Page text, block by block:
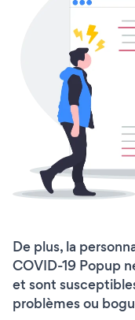
De plus, la
COVID-19 Popup
et sont
problèmes ou